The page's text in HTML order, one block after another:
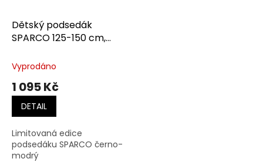
Dětský podsedák
SPARCO 125-150 cm,
Vyprodáno
1 095 Kč
DETAIL
Limitovaná edice
podsedáku SPARCO černo-
modrý